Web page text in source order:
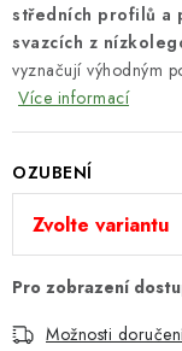
STROJE
KONTAKTY
DÁRKOVÉ POUKAZY
STROJE DO DÍLNY
NÁSTROJE PRO
středních profilů a
svazcích z
vyznačují výhodným
Více informací
OZUBENÍ
Možnosti